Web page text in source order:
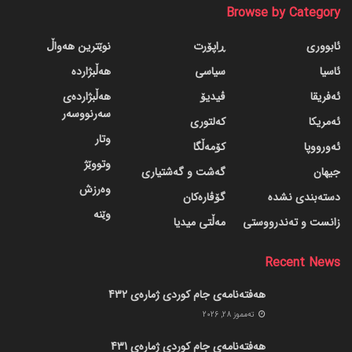
Browse by Category
ئابووری
ئاسیا
ئەفریقا
ئەمریکا
ئەورووپا
جیهان
دسته‌بندی نشده
زانست و تەندرووستی
ڕاپۆرت
سیاسی
ڤیدیۆ
کەلتوری
کۆمەڵگا
گه‌شت و گه‌شتیاری
گۆڤاره‌کان
مەڵتی میدیا
نوێترین هەواڵ
هەڵبژاردە
هەڵبژاردەی
سەرنووسەر
وتار
وتووێژ
وەرزش
وێنە
Recent News
هەفتەنامەی جام کوردی ژمارەی 432
ته‌مموز 28, 2026
هەفتەنامەی جام کوردی ژمارەی 431